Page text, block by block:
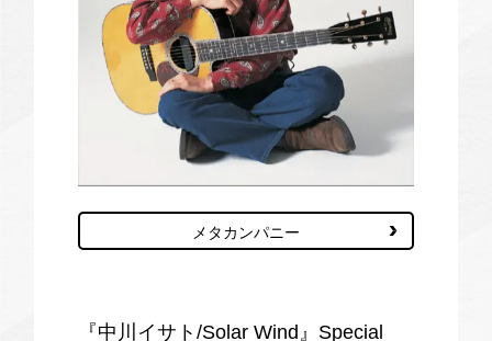
メタカンパニー
『中川イサト/Solar Wind』Special